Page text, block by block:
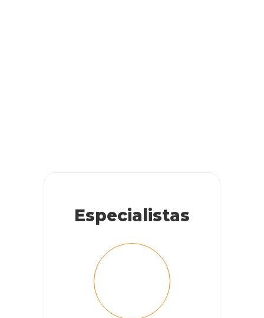
Especialistas